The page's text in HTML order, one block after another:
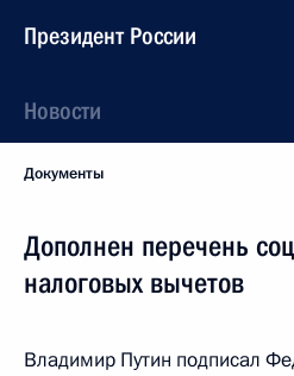
Президент России
Новости
Документы
Дополнен перечень
налоговых вычетов
Владимир Путин подписал